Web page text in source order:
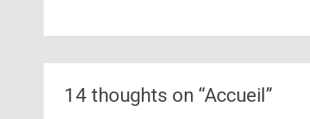
14 thoughts on “Accueil ”